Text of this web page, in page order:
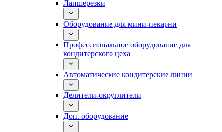
Лапшерезки
Оборудование для мини-пекарни
Профессиональное оборудование для
кондитерского цеха
Автоматические кондитерские линии
Делители-округлители
Доп. оборудование